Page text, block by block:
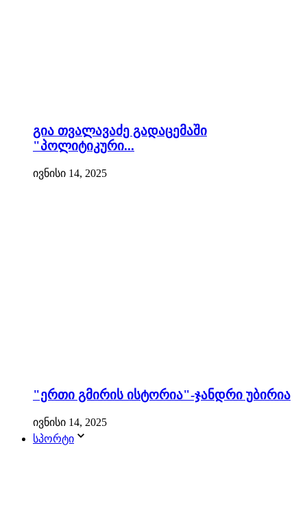
გია თვალავაძე გადაცემაში
"პოლიტიკური...
ივნისი 14, 2025
"ერთი გმირის ისტორია"-ჯანდრი უბირია
ივნისი 14, 2025
სპორტი